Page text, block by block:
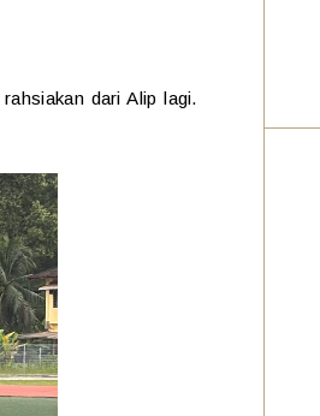
dari Alip lagi.